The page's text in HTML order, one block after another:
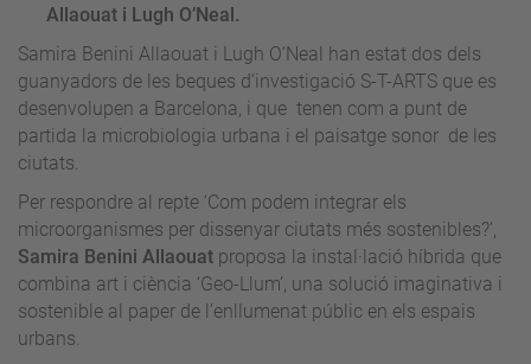
Allaouat i Lugh O’Neal.
Samira Benini Allaouat i Lugh O’Neal han estat dos dels
guanyadors de les beques d’investigació S-T-ARTS que es
desenvolupen a Barcelona, i que tenen com a punt de
partida la microbiologia urbana i el paisatge sonor de les
ciutats.
Per respondre al repte ‘Com podem integrar els
microorganismes per dissenyar ciutats més sostenibles?’,
Samira Benini Allaouat proposa la instal·lació híbrida que
combina art i ciència ‘Geo-Llum’, una solució imaginativa i
sostenible al paper de l’enllumenat públic en els espais
urbans.